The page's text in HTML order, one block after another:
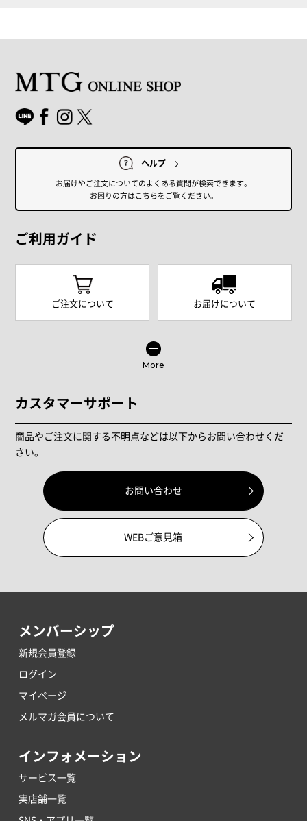
ヘルプ
お届けやご注文についてのよくある質問が検索できます。
お困りの方はこちらをご覧ください。
ご利用ガイド
ご注文について お届けについて
More
カスタマーサポート
商品やご注文に関する不明点などは以下からお問い合わせくだ
さい。
お問い合わせ
WEBご意見箱
メンバーシップ
新規会員登録
ログイン
マイページ
メルマガ会員について
インフォメーション
サービス一覧
実店舗一覧